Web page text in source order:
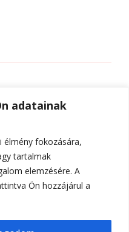
adatainak
élmény fokozására,
tartalmak
elemzésére. A
Ön hozzájárul a
Online